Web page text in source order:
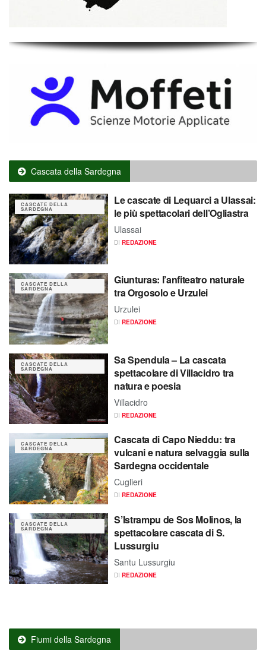
Cascata della Sardegna
CASCATE DELLA
SARDEGNA
Le cascate di Lequarci a Ulassai:
le più spettacolari dell’Ogliastra
Ulassai
DI REDAZIONE
CASCATE DELLA
SARDEGNA
Giunturas: l’anfiteatro naturale
tra Orgosolo e Urzulei
Urzulei
DI REDAZIONE
CASCATE DELLA
SARDEGNA
Sa Spendula – La cascata
spettacolare di Villacidro tra
natura e poesia
Villacidro
DI REDAZIONE
CASCATE DELLA
SARDEGNA
Cascata di Capo Nieddu: tra
vulcani e natura selvaggia sulla
Sardegna occidentale
Cuglieri
DI REDAZIONE
CASCATE DELLA
SARDEGNA
S’Istrampu de Sos Molinos, la
spettacolare cascata di S.
Lussurgiu
Santu Lussurgiu
DI REDAZIONE
Fiumi della Sardegna